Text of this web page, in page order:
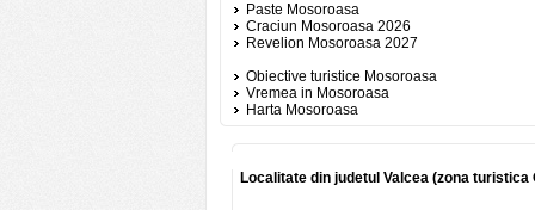
Paste Mosoroasa
Craciun Mosoroasa 2026
Revelion Mosoroasa 2027
Obiective turistice Mosoroasa
Vremea in Mosoroasa
Harta Mosoroasa
Localitate din judetul Valcea (zona turistica